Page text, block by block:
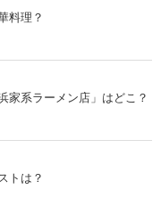
料理？
家系ラーメン店」はどこ？
トは？